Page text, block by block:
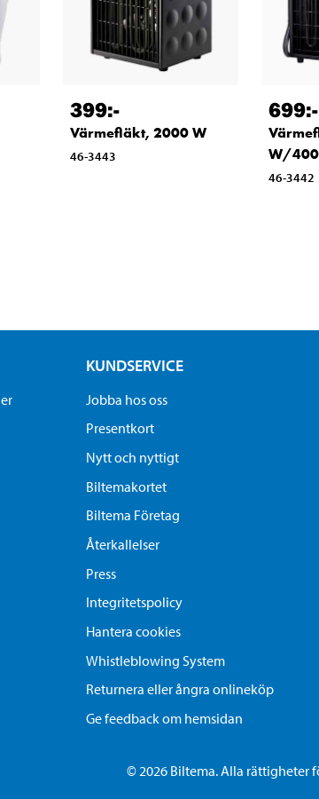
399:-
Värmefläkt, 2000 W
46-3443
699:-
W/
46-3442
KUNDSERVICE
Jobba hos oss
Presentkort
Nytt och nyttigt
Biltemakortet
Biltema Företag
Återkallelser
Press
Integritetspolicy
Hantera cookies
Whistleblowing System
Returnera eller ångra onlineköp
Ge feedback om hemsidan
© 2026 Biltema. Alla rättigheter